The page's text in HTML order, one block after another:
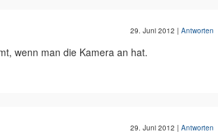
29. Juni 2012 | Antworten
wenn man die Kamera an hat.
29. Juni 2012 | Antworten